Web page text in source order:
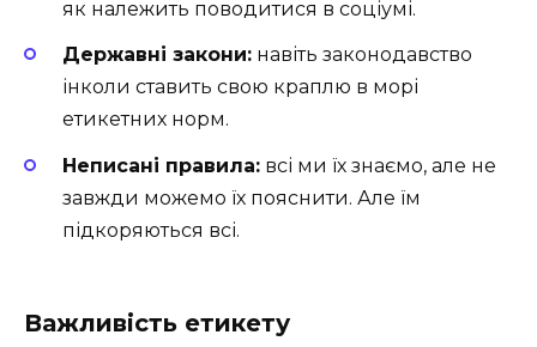
як належить поводитися в соціумі.
Державні закони: навіть законодавство
інколи ставить свою краплю в морі
етикетних норм.
Неписані правила: всі ми їх знаємо, але не
завжди можемо їх пояснити. Але їм
підкоряються всі.
Важливість етикету